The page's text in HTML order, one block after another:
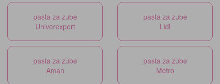
pasta za zube
Univerexport
pasta za zube
Lidl
pasta za zube
Aman
pasta za zube
Metro